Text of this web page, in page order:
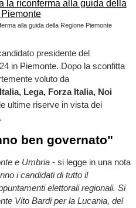
alla guida della Regione Piemonte
presidente del
in Piemonte. Dopo la sconfitta
voluto da
Lega, Forza Italia, Noi
ultime riserve in vista dei
ben governato"
e Umbria- si legge in una nota
i candidati di tutto il
elettorali regionali. Si
Vito Bardi per la Lucania, del